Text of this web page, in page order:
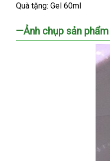
Quà tặng: Gel 60ml
—Ảnh chụp sản